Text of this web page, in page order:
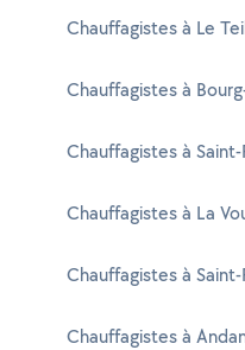
Chauffagistes à Le
Chauffagistes à
Chauffagistes à Saint-
Chauffagistes à La
Chauffagistes à Saint-
Chauffagistes à